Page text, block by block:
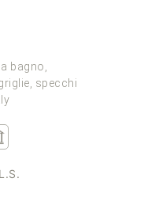
bagno,
specchi